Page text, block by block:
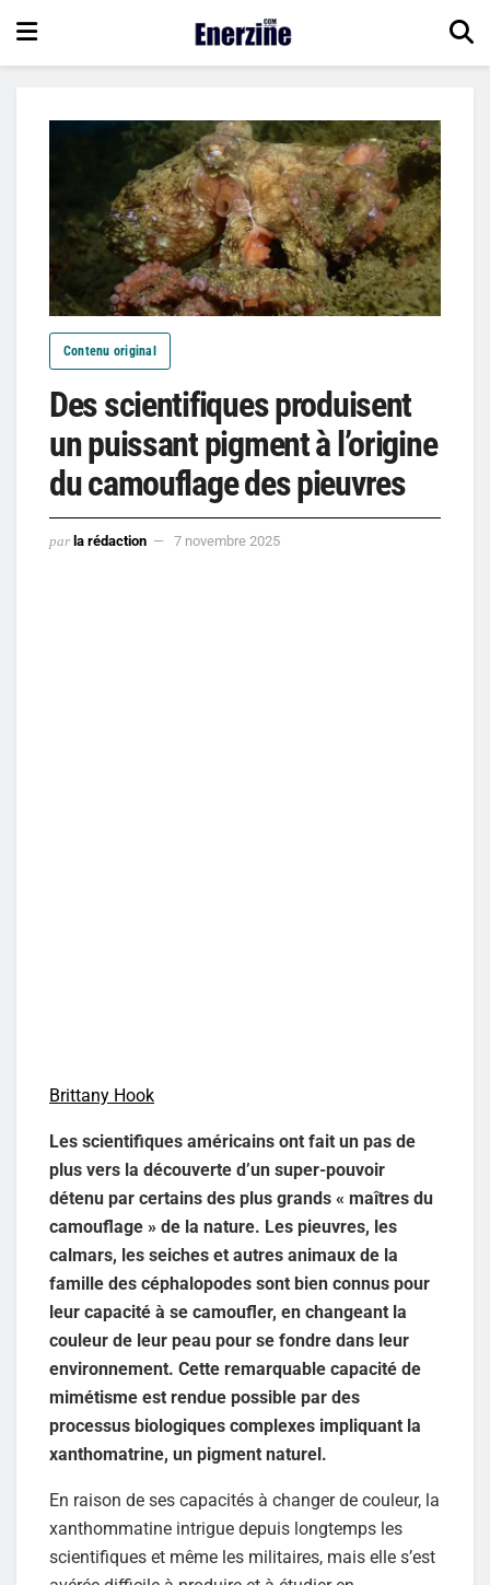
Contenu original
Des scientifiques produisent
un puissant pigment à l’origine
du camouflage des pieuvres
par la rédaction 7 novembre 2025
Brittany Hook
Les scientifiques américains ont fait un pas de
plus vers la découverte d’un super-pouvoir
détenu par certains des plus grands « maîtres du
camouflage » de la nature. Les pieuvres, les
calmars, les seiches et autres animaux de la
famille des céphalopodes sont bien connus pour
leur capacité à se camoufler, en changeant la
couleur de leur peau pour se fondre dans leur
environnement. Cette remarquable capacité de
mimétisme est rendue possible par des
processus biologiques complexes impliquant la
xanthomatrine, un pigment naturel.
En raison de ses capacités à changer de couleur, la
xanthommatine intrigue depuis longtemps les
scientifiques et même les militaires, mais elle s’est